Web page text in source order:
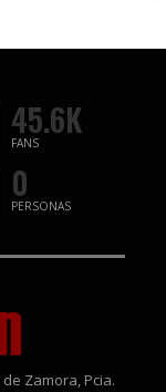
45.6K
FANS
0
PERSONAS
de Zamora, Pcia.